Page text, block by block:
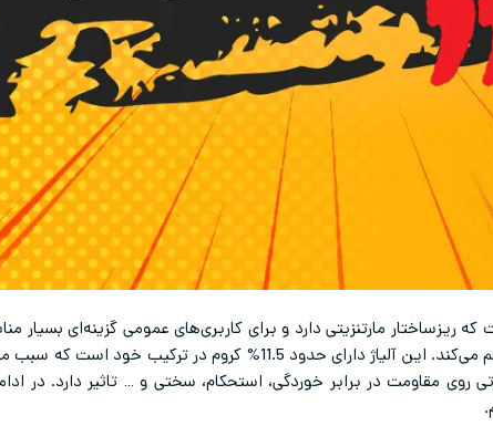
است که ریزساختار مارتنزیتی دارد و برای کاربری‌های عمومی گزینه‌ای
روی مقاومت در برابر خوردگی، استحکام، سختی و … تاثیر دارد. در